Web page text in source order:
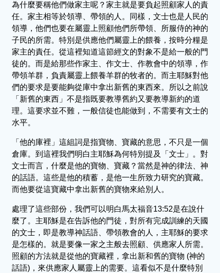
為什麼要稱他們做家主呢？家主就是要負起照顧家人的責
任。家主相等於領導、帶領的人。同樣，文士也是人民的
領導，他們也要在屬靈上照顧他們所帶領、所服侍的神的
子民的所需。特別是供應他們屬靈上的餵養，按時分糧是
家主的責任。從這裡知道這節經文的對象不是給一般的門
徒的。而是給那些作家主、作文士、作教會中的領導，作
帶領羊群，負責屬靈上餵養羊群的牧者的。而主耶穌對他
們的要求是要能夠從庫中拿出新舊的東西來。所以之前說
「新舊的東西」不是指既要教導舊約又要教導新約的道
理。這要求並不難，一般信徒也能做到，不需要有文士的
水平。
「他的庫裡」這組詞是指寶物、寶藏的意思，不只是一個
倉庫。到這裡我們明白主耶穌為何特別提及「文士」。對
文士而言，什麼是他的寶物、寶藏？當然是神的律法、神
的話語。這些是他的積蓄，是他一生所致力研究的寶藏。
而他要從這寶藏中拿出新舊的寶物來給別人。
處理了這些部份，我們可以明白馬太福音13:52是在說什
麼了。主耶穌是在告訴他的門徒，對所有完成訓練的天國
的文士，即是教導神話語、帶領教會的人，主耶穌的要求
是怎樣的。就是要像一家之主般去照顧、供應家人所需。
照顧的方法就是從他的寶藏裡，拿出新和舊的寶物 (神的
話語)，來供應家人屬靈上的需要。這看似不是什麼特別